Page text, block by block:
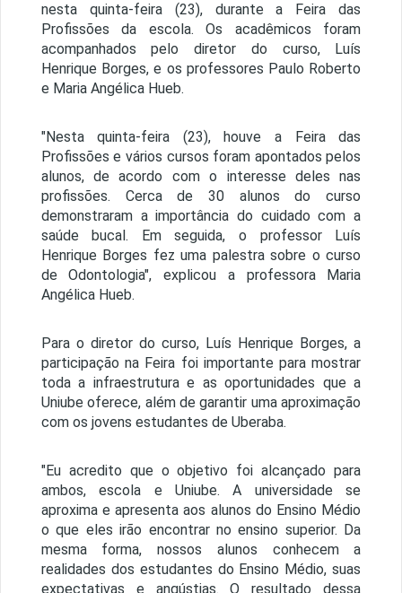
nesta quinta-feira (23), durante a Feira das
Profissões da escola. Os acadêmicos foram
acompanhados pelo diretor do curso, Luís
Henrique Borges, e os professores Paulo Roberto
e Maria Angélica Hueb.
"Nesta quinta-feira (23), houve a Feira das
Profissões e vários cursos foram apontados pelos
alunos, de acordo com o interesse deles nas
profissões. Cerca de 30 alunos do curso
demonstraram a importância do cuidado com a
saúde bucal. Em seguida, o professor Luís
Henrique Borges fez uma palestra sobre o curso
de Odontologia", explicou a professora Maria
Angélica Hueb.
Para o diretor do curso, Luís Henrique Borges, a
participação na Feira foi importante para mostrar
toda a infraestrutura e as oportunidades que a
Uniube oferece, além de garantir uma aproximação
com os jovens estudantes de Uberaba.
"Eu acredito que o objetivo foi alcançado para
ambos, escola e Uniube. A universidade se
aproxima e apresenta aos alunos do Ensino Médio
o que eles irão encontrar no ensino superior. Da
mesma forma, nossos alunos conhecem a
realidades dos estudantes do Ensino Médio, suas
expectativas e angústias. O resultado dessa